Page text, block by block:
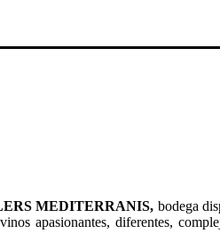
MEDITERRANIS, bodega
apasionantes, diferentes,